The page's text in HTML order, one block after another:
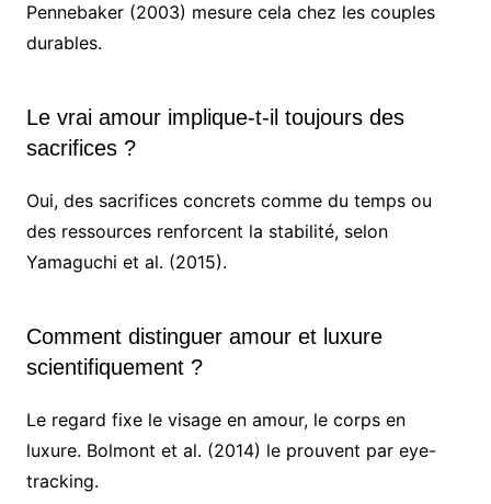
Pennebaker (2003) mesure cela chez les couples
durables.
Le vrai amour implique-t-il toujours des
sacrifices ?
Oui, des sacrifices concrets comme du temps ou
des ressources renforcent la stabilité, selon
Yamaguchi et al. (2015).
Comment distinguer amour et luxure
scientifiquement ?
Le regard fixe le visage en amour, le corps en
luxure. Bolmont et al. (2014) le prouvent par eye-
tracking.